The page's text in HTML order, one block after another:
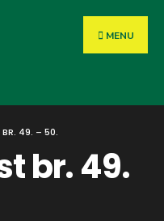
MENU
BR. 49. – 50.
br. 49.